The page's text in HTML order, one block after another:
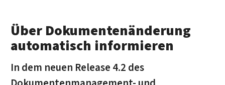
Über Dokumentenänderung
automatisch informieren
In dem neuen Release 4.2 des